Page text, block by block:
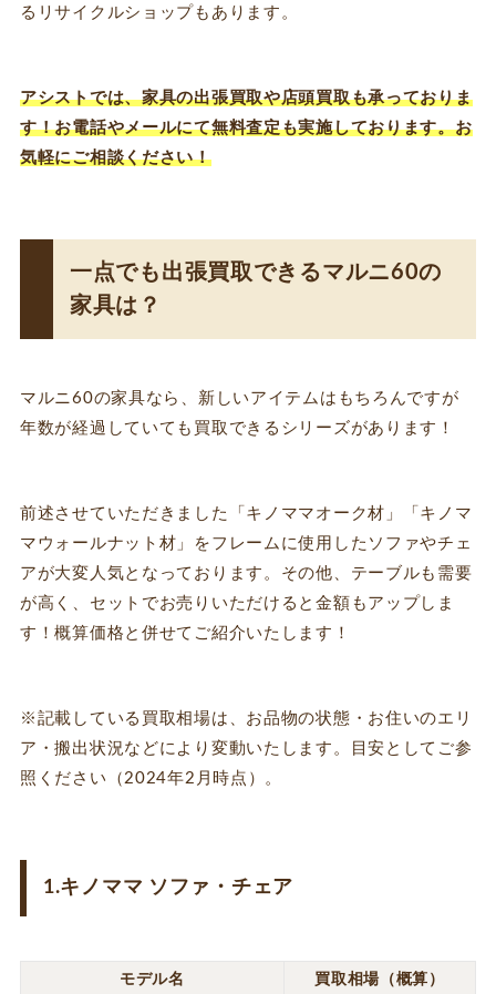
るリサイクルショップもあります。
アシストでは、家具の出張買取や店頭買取も承っておりま
す！お電話やメールにて無料査定も実施しております。お
気軽にご相談ください！
一点でも出張買取できるマルニ60の
家具は？
マルニ60の家具なら、新しいアイテムはもちろんですが
年数が経過していても買取できるシリーズがあります！
前述させていただきました「キノママオーク材」「キノマ
マウォールナット材」をフレームに使用したソファやチェ
アが大変人気となっております。その他、テーブルも需要
が高く、セットでお売りいただけると金額もアップしま
す！概算価格と併せてご紹介いたします！
※記載している買取相場は、お品物の状態・お住いのエリ
ア・搬出状況などにより変動いたします。目安としてご参
照ください（2024年2月時点）。
1.キノママ ソファ・チェア
モデル名 買取相場（概算）